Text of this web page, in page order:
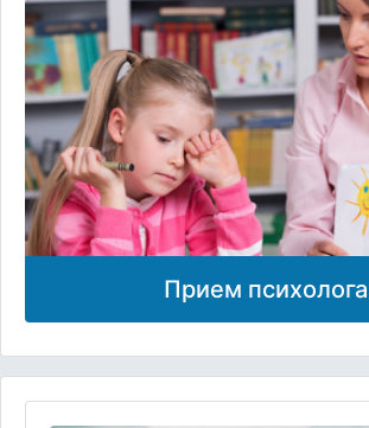
Прием психолога